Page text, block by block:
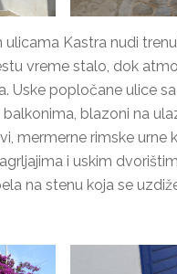
ulicama Kastra nudi
vreme stalo, dok
Uske popločane ulice
blazoni na
mermerne rimske
i uskim
na stenu koja se